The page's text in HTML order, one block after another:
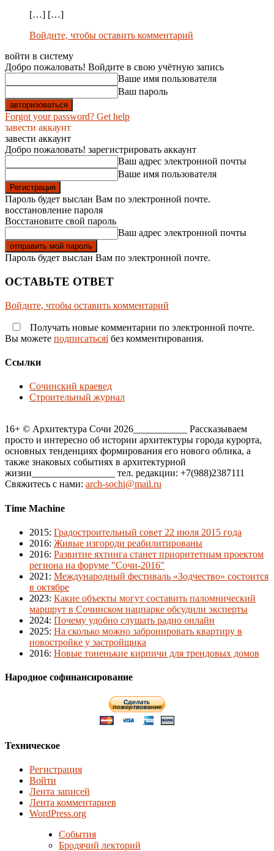
[…] […]
Войдите, чтобы оставить комментарий
войти в систему
Добро пожаловать! Войдите в свою учётную запись
Ваше имя пользователя
Ваш пароль
Forgot your password? Get help
завести аккаунт
завести аккаунт
Добро пожаловать! зарегистрировать аккаунт
Ваш адрес электронной почты
Ваше имя пользователя
Пароль будет выслан Вам по электронной почте.
восстановление пароля
Восстановите свой пароль
Ваш адрес электронной почты
Пароль будет выслан Вам по электронной почте.
ОСТАВЬТЕ ОТВЕТ
Войдите, чтобы оставить комментарий
Получать новые комментарии по электронной почте.
Вы можете подписатьсяi без комментирования.
Ссылки
Сочинский краевед
Строительный журнал
16+ © Архитектура Сочи 2026___________ Рассказываем
просто и интересно об истории архитектуры города курорта,
основных тенденциях формирования его нового облика, а
также знаковых событиях в архитектурной
жизни_________________ тел. редакции: +7(988)2387111
Свяжитесь с нами: arch-sochi@mail.ru
Time Machine
2015: Градостроительный совет 22 июля 2015 года
2016: Живые изгороди реабилитированы
2016: Развитие яхтинга станет приоритетным проектом
региона на форуме "Сочи-2016"
2021 : Международный фестиваль «Зодчество» состоится
в октябре
2023: Какие объекты могут составить паломнический
маршрут в Сочинском нацпарке обсудили эксперты
2024: Почему удобно слушать радио онлайн
2025: На сколько можно забронировать квартиру в
новостройке у застройщика
2016: Новые тоненькие кирпичи для трендовых домов
Народное софинансирование
Техническое
Регистрация
Войти
Лента записей
Лента комментариев
WordPress.org
События
Бродячий лекторий